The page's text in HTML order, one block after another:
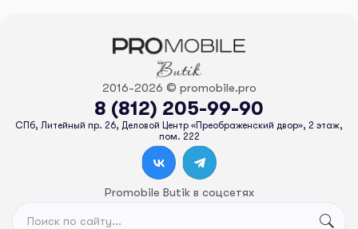
2016-2026 © promobile.pro
8 (812) 205-99-90
СПб, Литейный пр. 26, Деловой Центр «Преображенский двор», 2 этаж,
пом. 222
Promobile Butik в соцсетях